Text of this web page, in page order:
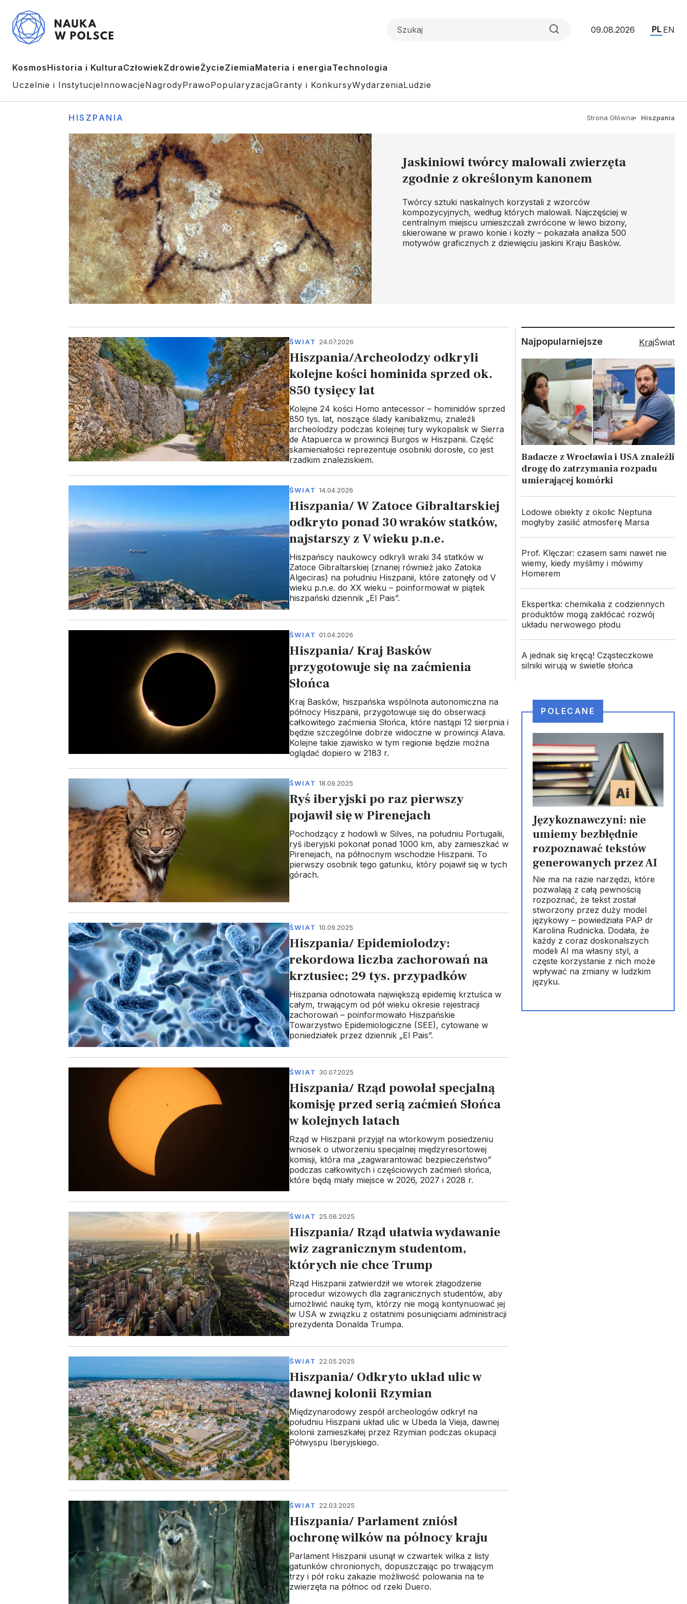
09.08.2026 PL EN
KosmosHistoria i KulturaCzłowiekZdrowieŻycieZiemiaMateria i energiaTechnologia
Uczelnie i InstytucjeInnowacjeNagrodyPrawoPopularyzacjaGranty i KonkursyWydarzeniaLudzie
HISZPANIA Strona Główna Hiszpania
Jaskiniowi twórcy malowali zwierzęta
zgodnie z określonym kanonem
Twórcy sztuki naskalnych korzystali z wzorców
kompozycyjnych, według których malowali. Najczęściej w
centralnym miejscu umieszczali zwrócone w lewo bizony,
skierowane w prawo konie i kozły – pokazała analiza 500
motywów graficznych z dziewięciu jaskini Kraju Basków.
ŚWIAT 24.07.2026
Hiszpania/Archeolodzy odkryli
kolejne kości hominida sprzed ok.
850 tysięcy lat
Kolejne 24 kości Homo antecessor – hominidów sprzed
850 tys. lat, noszące ślady kanibalizmu, znaleźli
archeolodzy podczas kolejnej tury wykopalisk w Sierra
de Atapuerca w prowincji Burgos w Hiszpanii. Część
skamieniałości reprezentuje osobniki dorosłe, co jest
rzadkim znaleziskiem.
ŚWIAT 14.04.2026
Hiszpania/ W Zatoce Gibraltarskiej
odkryto ponad 30 wraków statków,
najstarszy z V wieku p.n.e.
Hiszpańscy naukowcy odkryli wraki 34 statków w
Zatoce Gibraltarskiej (znanej również jako Zatoka
Algeciras) na południu Hiszpanii, które zatonęły od V
wieku p.n.e. do XX wieku – poinformował w piątek
hiszpański dziennik „El Pais”.
ŚWIAT 01.04.2026
Hiszpania/ Kraj Basków
przygotowuje się na zaćmienia
Słońca
Kraj Basków, hiszpańska wspólnota autonomiczna na
północy Hiszpanii, przygotowuje się do obserwacji
całkowitego zaćmienia Słońca, które nastąpi 12 sierpnia i
będzie szczególnie dobrze widoczne w prowincji Alava.
Kolejne takie zjawisko w tym regionie będzie można
oglądać dopiero w 2183 r.
ŚWIAT 18.09.2025
Ryś iberyjski po raz pierwszy
pojawił się w Pirenejach
Pochodzący z hodowli w Silves, na południu Portugalii,
ryś iberyjski pokonał ponad 1000 km, aby zamieszkać w
Pirenejach, na północnym wschodzie Hiszpanii. To
pierwszy osobnik tego gatunku, który pojawił się w tych
górach.
ŚWIAT 10.09.2025
Hiszpania/ Epidemiolodzy:
rekordowa liczba zachorowań na
krztusiec; 29 tys. przypadków
Hiszpania odnotowała największą epidemię krztuśca w
całym, trwającym od pół wieku okresie rejestracji
zachorowań – poinformowało Hiszpańskie
Towarzystwo Epidemiologiczne (SEE), cytowane w
poniedziałek przez dziennik „El Pais”.
ŚWIAT 30.07.2025
Hiszpania/ Rząd powołał specjalną
komisję przed serią zaćmień Słońca
w kolejnych latach
Rząd w Hiszpanii przyjął na wtorkowym posiedzeniu
wniosek o utworzeniu specjalnej międzyresortowej
komisji, która ma „zagwarantować bezpieczeństwo”
podczas całkowitych i częściowych zaćmień słońca,
które będą miały miejsce w 2026, 2027 i 2028 r.
ŚWIAT 25.06.2025
Hiszpania/ Rząd ułatwia wydawanie
wiz zagranicznym studentom,
których nie chce Trump
Rząd Hiszpanii zatwierdził we wtorek złagodzenie
procedur wizowych dla zagranicznych studentów, aby
umożliwić naukę tym, którzy nie mogą kontynuować jej
w USA w związku z ostatnimi posunięciami administracji
prezydenta Donalda Trumpa.
ŚWIAT 22.05.2025
Hiszpania/ Odkryto układ ulic w
dawnej kolonii Rzymian
Międzynarodowy zespół archeologów odkrył na
południu Hiszpanii układ ulic w Ubeda la Vieja, dawnej
kolonii zamieszkałej przez Rzymian podczas okupacji
Półwyspu Iberyjskiego.
ŚWIAT 22.03.2025
Hiszpania/ Parlament zniósł
ochronę wilków na północy kraju
Parlament Hiszpanii usunął w czwartek wilka z listy
gatunków chronionych, dopuszczając po trwającym
trzy i pół roku zakazie możliwość polowania na te
zwierzęta na północ od rzeki Duero.
Najpopularniejsze KrajŚwiat
Badacze z Wrocławia i USA znaleźli
drogę do zatrzymania rozpadu
umierającej komórki
Lodowe obiekty z okolic Neptuna
mogłyby zasilić atmosferę Marsa
Prof. Klęczar: czasem sami nawet nie
wiemy, kiedy myślimy i mówimy
Homerem
Ekspertka: chemikalia z codziennych
produktów mogą zakłócać rozwój
układu nerwowego płodu
A jednak się kręcą! Cząsteczkowe
silniki wirują w świetle słońca
POLECANE
Językoznawczyni: nie
umiemy bezbłędnie
rozpoznawać tekstów
generowanych przez AI
Nie ma na razie narzędzi, które
pozwalają z całą pewnością
rozpoznać, że tekst został
stworzony przez duży model
językowy – powiedziała PAP dr
Karolina Rudnicka. Dodała, że
każdy z coraz doskonalszych
modeli AI ma własny styl, a
częste korzystanie z nich może
wpływać na zmiany w ludzkim
języku.